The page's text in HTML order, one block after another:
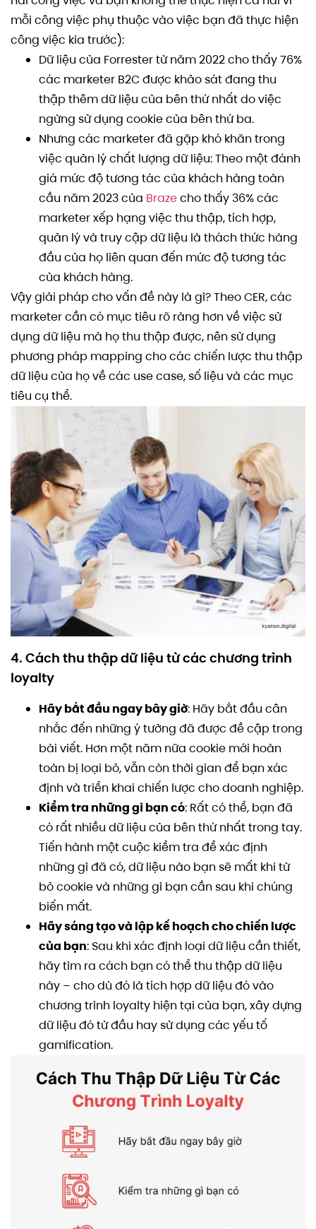
mỗi công việc phụ thuộc vào việc bạn đã thực hiện
công việc kia trước):
Dữ liệu của Forrester từ năm 2022 cho thấy 76%
các marketer B2C được khảo sát đang thu
thập thêm dữ liệu của bên thứ nhất do việc
ngừng sử dụng cookie của bên thứ ba.
Nhưng các marketer đã gặp khó khăn trong
việc quản lý chất lượng dữ liệu: Theo một đánh
giá mức độ tương tác của khách hàng toàn
cầu năm 2023 của Brazecho thấy 36% các
marketer xếp hạng việc thu thập, tích hợp,
quản lý và truy cập dữ liệu là thách thức hàng
đầu của họ liên quan đến mức độ tương tác
của khách hàng.
Vậy giải pháp cho vấn đề này là gì? Theo CER, các
marketer cần có mục tiêu rõ ràng hơn về việc sử
dụng dữ liệu mà họ thu thập được, nên sử dụng
phương pháp mapping cho các chiến lược thu thập
dữ liệu của họ về các use case, số liệu và các mục
tiêu cụ thể.
4. Cách thu thập dữ liệu từ các chương trình
loyalty
Hãy bắt đầu ngay bây giờ: Hãy bắt đầu cân
nhắc đến những ý tưởng đã được đề cập trong
bài viết. Hơn một năm nữa cookie mới hoàn
toàn bị loại bỏ, vẫn còn thời gian để bạn xác
định và triển khai chiến lược cho doanh nghiệp.
Kiểm tra những gì bạn có: Rất có thể, bạn đã
có rất nhiều dữ liệu của bên thứ nhất trong tay.
Tiến hành một cuộc kiểm tra để xác định
những gì đã có, dữ liệu nào bạn sẽ mất khi từ
bỏ cookie và những gì bạn cần sau khi chúng
biến mất.
Hãy sáng tạo và lập kế hoạch cho chiến lược
của bạn: Sau khi xác định loại dữ liệu cần thiết,
hãy tìm ra cách bạn có thể thu thập dữ liệu
này – cho dù đó là tích hợp dữ liệu đó vào
chương trình loyalty hiện tại của bạn, xây dựng
dữ liệu đó từ đầu hay sử dụng các yếu tố
gamification.